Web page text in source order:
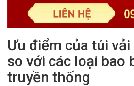
Ưu điểm của túi
so với các loại bao
truyền thống